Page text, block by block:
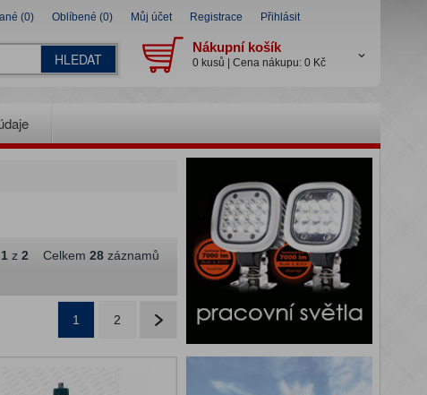
(0) Oblíbené (0) Můj účet Registrace Přihlásit
HLEDAT
Nákupní košík
0 kusů | Cena nákupu: 0 Kč
1z 2 Celkem 28záznamů
1 2